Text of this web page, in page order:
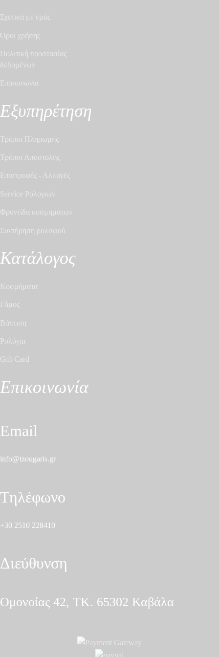
Σχετικά με εμάς
Όροι χρήσης
Πολιτική προστασίας
δεδομένων
Επικοινωνία
Εξυπηρέτηση
Τρόποι Πληρωμής
Τρόποι Αποστολής
Επιστροφές - Αλλαγές
Service Ρολογιών
Φροντίδα κοσμημάτων
Συντήρηση ρολογιού
Κατάλογος
Κοσμήματα
Γάμος
Βάπτιση
Ρολόγια
Gift Card
Επικοινωνία
Email
info@tzougaris.gr
Τηλέφωνο
+30 2510 228410
Διεύθυνση
Ομονοίας 42, ΤΚ. 65302 Καβάλα